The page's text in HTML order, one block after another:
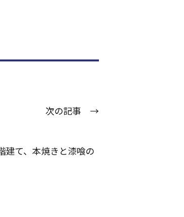
次の記事 →
建て、本焼きと漆喰の